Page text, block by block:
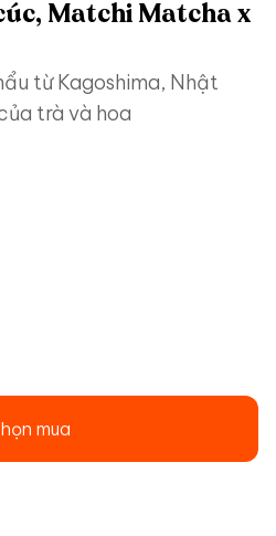
Matchi Matcha x
từ Kagoshima, Nhật
trà và hoa
mua